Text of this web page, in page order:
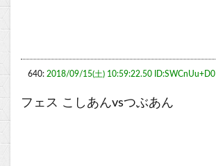
640: 2018/09/15(土) 10:59:22.50 ID:SWCnUu+D0
フェス こしあんvsつぶあん